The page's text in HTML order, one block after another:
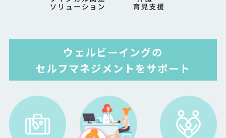
ウェルビーイングの
セルフマネジメントをサポート